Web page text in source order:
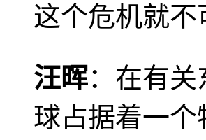
这个危机就
汪晖：在有
球占据着一